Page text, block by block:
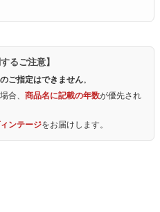
るご注意】
ご指定はできません。
合、 商品名に記載の年数が優先され
ンテージをお届けします。